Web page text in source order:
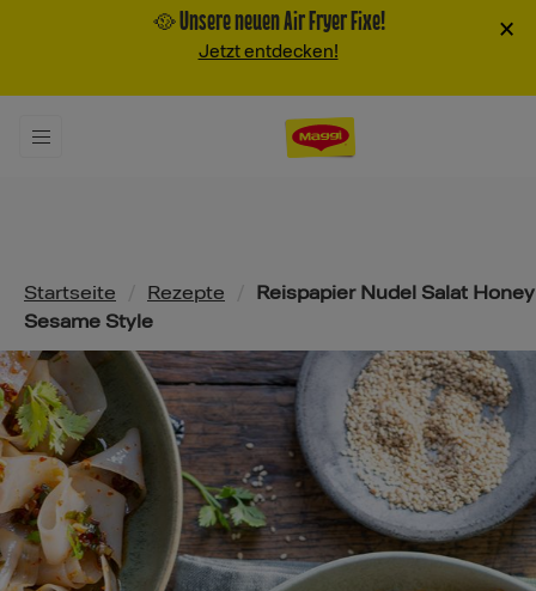
🥘 Unsere neuen Air Fryer Fixe!
Jetzt entdecken!
×
Pfadnavigation
Startseite Rezepte
Reispapier Nudel Salat Honey
Sesame Style